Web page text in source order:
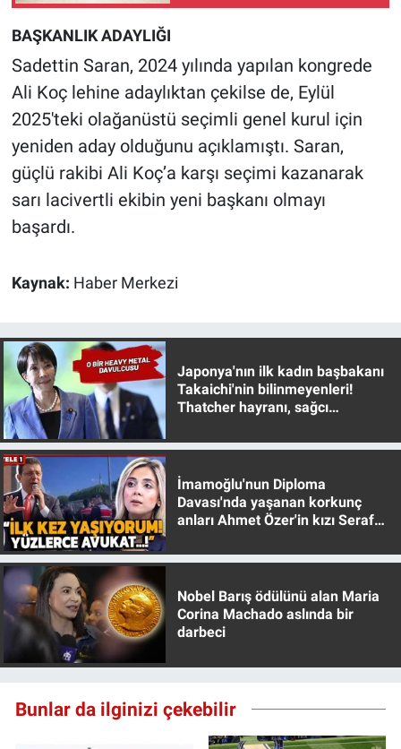
BAŞKANLIK ADAYLIĞI
Sadettin Saran, 2024 yılında yapılan kongrede
Ali Koç lehine adaylıktan çekilse de, Eylül
2025'teki olağanüstü seçimli genel kurul için
yeniden aday olduğunu açıklamıştı. Saran,
güçlü rakibi Ali Koç’a karşı seçimi kazanarak
sarı lacivertli ekibin yeni başkanı olmayı
başardı.
Kaynak: Haber Merkezi
Japonya'nın ilk kadın başbakanı
Takaichi'nin bilinmeyenleri!
Thatcher hayranı, sağcı
İmamoğlu'nun Diploma
Davası'nda yaşanan korkunç
anları Ahmet Özer'in kızı Seraf
Nobel Barış ödülünü alan Maria
Corina Machado aslında bir
darbeci
Bunlar da ilginizi çekebilir